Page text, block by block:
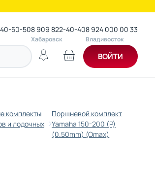
50-508 909 822-40-40
Хабаровск
8 924 000 00 33
Владивосток
ВОЙТИ
комплекты
и лодочных
Поршневой комплект
Yamaha 150-200 (P)
(0.50mm) (Omax)